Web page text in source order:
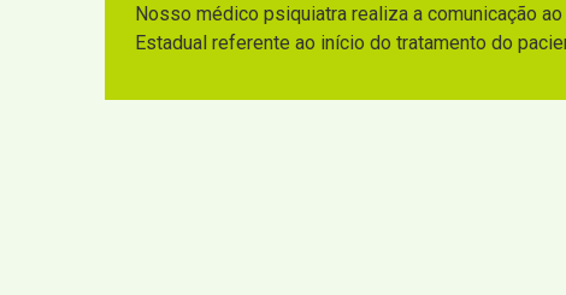
Nosso médico psiquiatra realiza a comunicação
Estadual referente ao início do tratamento do